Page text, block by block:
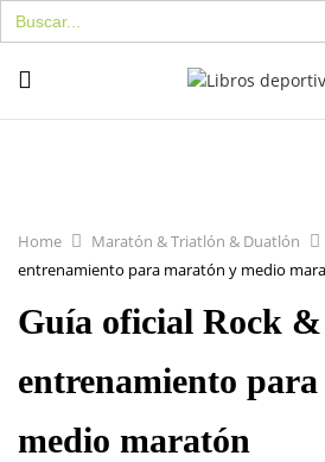
Buscar:
Home Maratón & Triatlón & Duatlón
entrenamiento para maratón y medio
Guía oficial Rock
entrenamiento
medio maratón